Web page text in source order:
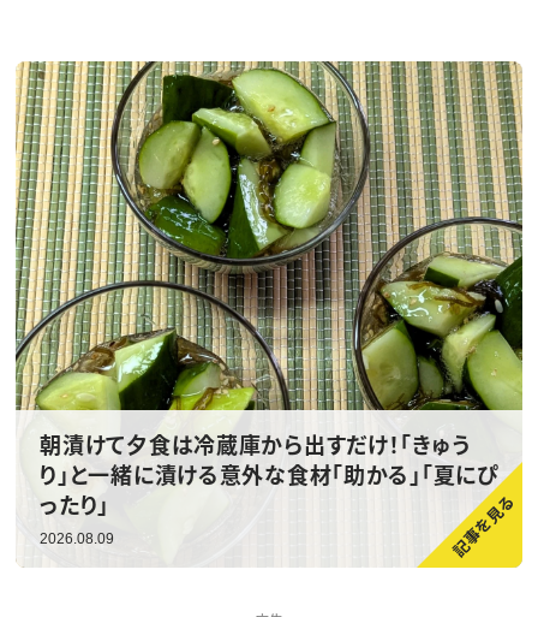
朝漬けて夕食は冷蔵庫から出すだけ！「きゅう
り」と一緒に漬ける意外な食材「助かる」「夏にぴ
ったり」
2026.08.09